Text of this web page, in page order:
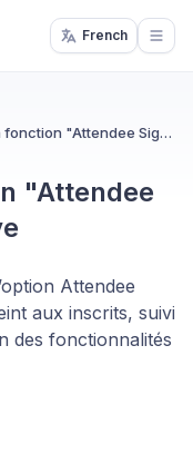
French
Comprendre la fonction "Attendee Sign in" dans CrocoLive
"Attendee
Attendee
aux inscrits, suivi
des fonctionnalités